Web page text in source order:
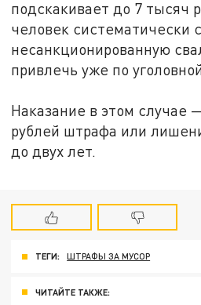
подскакивает до 7 тысяч
человек систематически
несанкционированную
привлечь уже по
Наказание в этом случае
рублей штрафа или
до двух лет.
ТЕГИ: ШТРАФЫ ЗА МУСОР
ЧИТАЙТЕ ТАКЖЕ: